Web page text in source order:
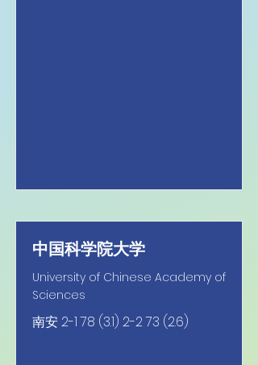
中国科学院大学
University of Chinese Academy of
Sciences
南安2-1 78 (3.1) 2-2 73 (2.6)